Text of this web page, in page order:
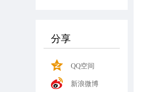
分享
QQ空间
新浪微博